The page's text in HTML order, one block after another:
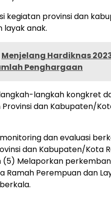
kegiatan provinsi dan
layak anak.
Menjelang Hardiknas
Penghargaan
langkah kongkret
dan Kabupaten/
dan evaluasi
dan Kabupaten/Kota
(5) Melaporkan
Ramah Perempuan dan